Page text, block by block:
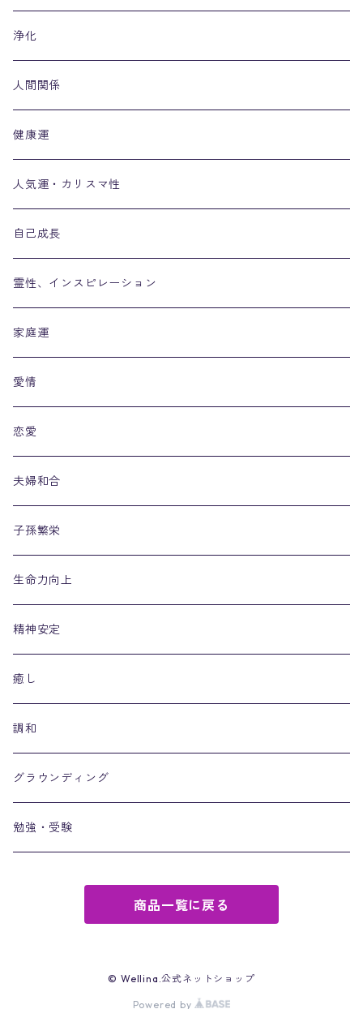
浄化
人間関係
健康運
人気運・カリスマ性
自己成長
霊性、インスピレーション
家庭運
愛情
恋愛
夫婦和合
子孫繁栄
生命力向上
精神安定
癒し
調和
グラウンディング
勉強・受験
商品一覧に戻る
© Wellina.公式ネットショップ
Powered by